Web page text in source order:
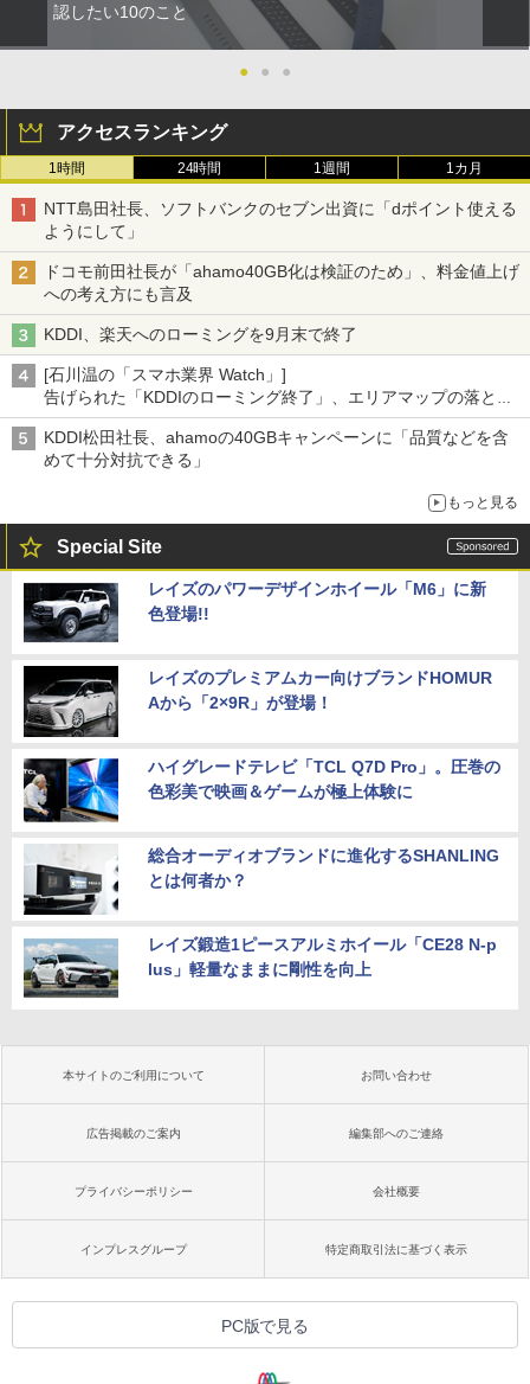
認したい10のこと
● ● ●
アクセスランキング
1時間 24時間 1週間 1カ月
NTT島田社長、ソフトバンクのセブン出資に「dポイント使える
ようにして」
ドコモ前田社長が「ahamo40GB化は検証のため」、料金値上げ
への考え方にも言及
KDDI、楽天へのローミングを9月末で終了
[石川温の「スマホ業界 Watch」]
告げられた「KDDIのローミング終了」、エリアマップの落とし
穴と楽天モバイルの課題
KDDI松田社長、ahamoの40GBキャンペーンに「品質などを含
めて十分対抗できる」
もっと見る
Special Site
レイズのパワーデザインホイール「M6」に新
色登場!!
レイズのプレミアムカー向けブランドHOMUR
Aから「2×9R」が登場！
ハイグレードテレビ「TCL Q7D Pro」。圧巻の
色彩美で映画＆ゲームが極上体験に
総合オーディオブランドに進化するSHANLING
とは何者か？
レイズ鍛造1ピースアルミホイール「CE28 N-p
lus」軽量なままに剛性を向上
本サイトのご利用について お問い合わせ
広告掲載のご案内 編集部へのご連絡
プライバシーポリシー 会社概要
インプレスグループ 特定商取引法に基づく表示
PC版で見る